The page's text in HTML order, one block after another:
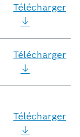
Télécharger
Télécharger
Télécharger